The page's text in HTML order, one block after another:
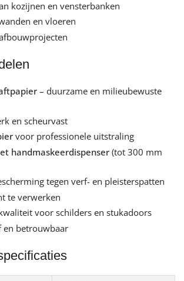
kozijnen en vensterbanken
en vloeren
– duurzame en milieubewuste
en scheurvast
voor professionele uitstraling
handmaskeerdispenser (tot 300 mm
tegen verf- en pleisterspatten
te verwerken
voor schilders en stukadoors
en betrouwbaar